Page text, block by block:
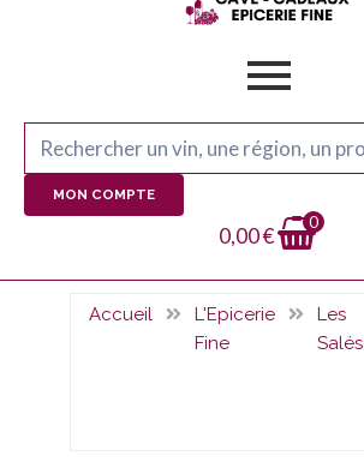
MON COMPTE
0,00€
0
Accueil
L'Epicerie
Fine
Les
Salés